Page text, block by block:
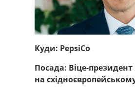
Куди: PepsiСo
Посада: Віце-президент
на